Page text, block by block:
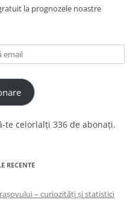
la prognozele noastre
te celorlalți 336 de abonați.
RECENTE
– curiozități și statistici